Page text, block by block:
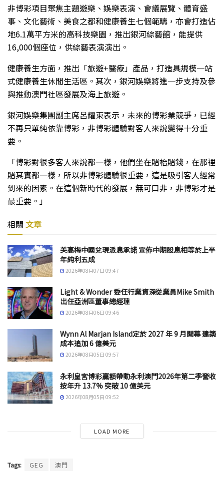
非博彩項目聚焦主題遊樂、娛樂表演、會議展覽、體育盛
事、文化藝術、美食之都和健康養生七個範疇，亦會打造佔
地6.1萬平方米的高科技樂園，推出銀河綜藝館，能提供
16,000個座位，供綜藝表演演出。
健康養生方面，推出「旅遊+醫療」產品，打造具規模一站
式健康養生休閒生活區。其次，銀河娛樂將進一步支持及參
與推動澳門社區發展及海上旅遊。
銀河娛樂集團副主席呂耀東表示，未來的博彩業競爭，已經
不再只單純依靠博彩，非博彩體驗對客人來說變得十分重
要。
「博彩對很多客人來說都一樣，他們坐在賭枱賭錢，在那裡
賭其實都一樣，所以非博彩體驗很重要，這是吸引客人經常
到來的因素。在這個新時代的發展，無可口非，非博彩才是
最重要。」
相關 文章
美高梅中國兌現派息承諾 宣佈中期股息相等於上半
年純利五成
2026年08月07日 09:47
Light & Wonder 委任行業資深從業員Mike Smith
出任亞洲區董事總經理
2026年08月06日 09:46
Wynn Al Marjan Island定於 2027 年 9 月開幕 建築
成本追加 6 億美元
2026年08月05日 09:57
永利皇宮博彩贏額帶動永利澳門2026年第二季營收
按年升 13.7% 突破 10 億美元
2026年08月05日 09:52
LOAD MORE
Tags: GEG 澳門